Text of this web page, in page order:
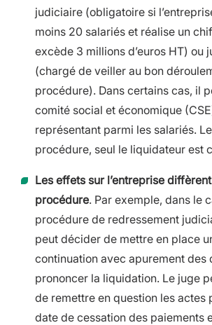
judiciaire (obligatoire si
moins 20 salariés et réalise un
excède 3 millions d’euros HT) ou
(chargé de veiller au bon
procédure). Dans certains cas, il
comité social et économique
représentant parmi les salariés.
procédure, seul le liquidateur est
Les effets sur l’entreprise
procédure. Par exemple, dans le
procédure de redressement
peut décider de mettre en place
continuation avec apurement des
prononcer la liquidation. Le juge
de remettre en question les actes
date de cessation des paiements